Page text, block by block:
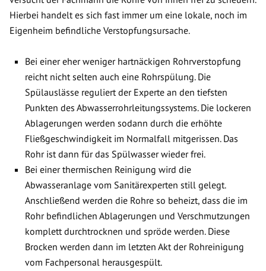
Hierbei handelt es sich fast immer um eine lokale, noch im
Eigenheim befindliche Verstopfungsursache.
Bei einer eher weniger hartnäckigen Rohrverstopfung
reicht nicht selten auch eine Rohrspülung. Die
Spülauslässe reguliert der Experte an den tiefsten
Punkten des Abwasserrohrleitungssystems. Die lockeren
Ablagerungen werden sodann durch die erhöhte
Fließgeschwindigkeit im Normalfall mitgerissen. Das
Rohr ist dann für das Spülwasser wieder frei.
Bei einer thermischen Reinigung wird die
Abwasseranlage vom Sanitärexperten still gelegt.
Anschließend werden die Rohre so beheizt, dass die im
Rohr befindlichen Ablagerungen und Verschmutzungen
komplett durchtrocknen und spröde werden. Diese
Brocken werden dann im letzten Akt der Rohreinigung
vom Fachpersonal herausgespült.